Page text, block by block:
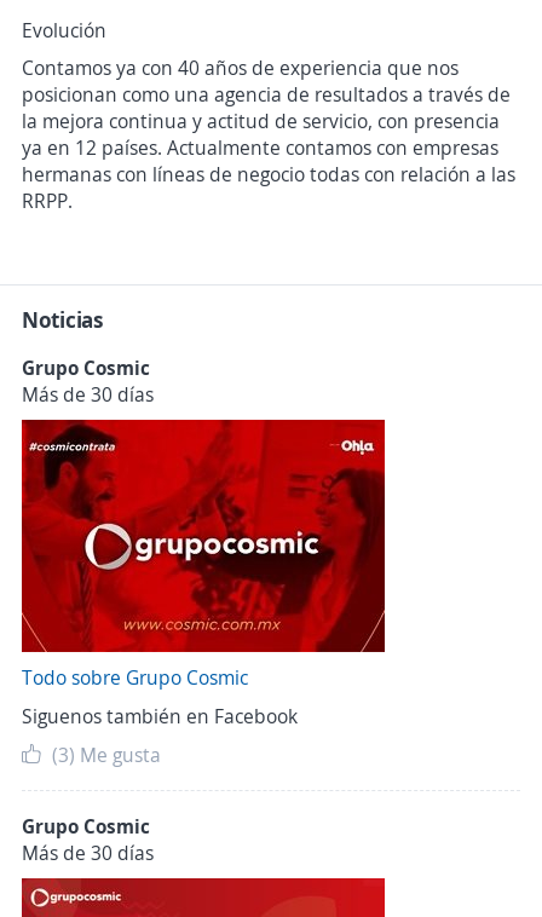
Evolución
Contamos ya con 40 años de experiencia que nos
posicionan como una agencia de resultados a través de
la mejora continua y actitud de servicio, con presencia
ya en 12 países. Actualmente contamos con empresas
hermanas con líneas de negocio todas con relación a las
RRPP.
Noticias
Grupo Cosmic
Más de 30 días
Todo sobre Grupo Cosmic
Siguenos también en Facebook
(3) Me gusta
Grupo Cosmic
Más de 30 días